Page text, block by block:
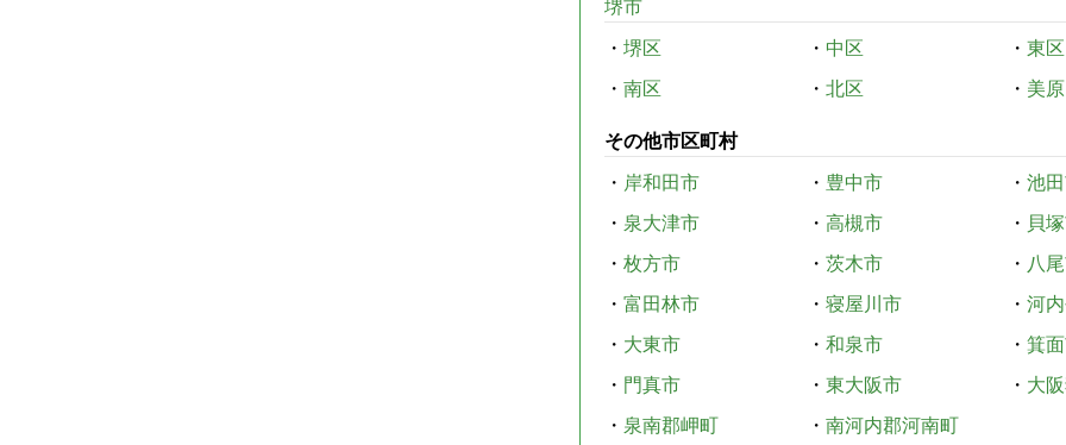
堺市
・ 堺区 ・ 中区 ・ 東区
・ 南区 ・ 北区 ・ 美
その他市区町村
・ 岸和田市 ・ 豊中市 ・ 池
・ 泉大津市 ・ 高槻市 ・ 貝
・ 枚方市 ・ 茨木市 ・ 八
・ 富田林市 ・ 寝屋川市 ・ 河
・ 大東市 ・ 和泉市 ・ 箕
・ 門真市 ・ 東大阪市 ・ 大
・ 泉南郡岬町 ・ 南河内郡河南町